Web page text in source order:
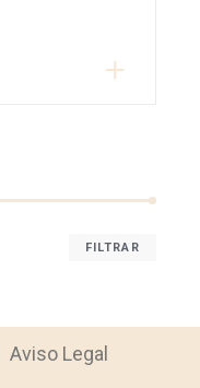
FILTRAR
Aviso Legal